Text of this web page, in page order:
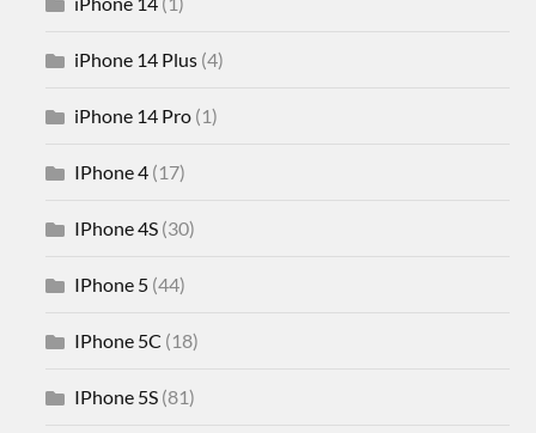
iPhone 14 Plus (4)
iPhone 14 Pro (1)
IPhone 4 (17)
IPhone 4S (30)
IPhone 5 (44)
IPhone 5C (18)
IPhone 5S (81)